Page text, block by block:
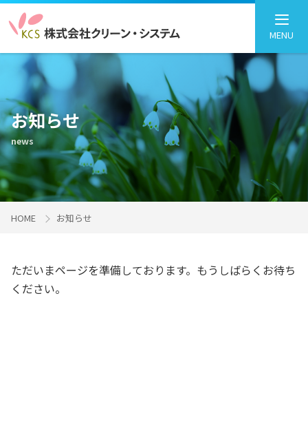
MENU
お知らせ
news
HOME お知らせ
ただいまページを準備しております。もうしばらくお待ち
ください。